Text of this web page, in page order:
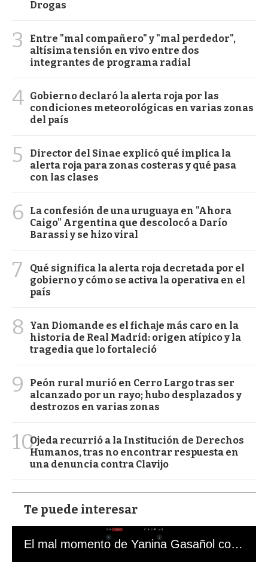
Drogas
3
Entre "mal compañero" y "mal perdedor",
altísima tensión en vivo entre dos
integrantes de programa radial
4 Gobierno declaró la alerta roja por las
condiciones meteorológicas en varias zonas
del país
5
Director del Sinae explicó qué implica la
alerta roja para zonas costeras y qué pasa
con las clases
6
La confesión de una uruguaya en "Ahora
Caigo" Argentina que descolocó a Darío
Barassi y se hizo viral
7
Qué significa la alerta roja decretada por el
gobierno y cómo se activa la operativa en el
país
8
Yan Diomande es el fichaje más caro en la
historia de Real Madrid: origen atípico y la
tragedia que lo fortaleció
9
Peón rural murió en Cerro Largo tras ser
alcanzado por un rayo; hubo desplazados y
destrozos en varias zonas
10Ojeda recurrió a la Institución de Derechos
Humanos, tras no encontrar respuesta en
una denuncia contra Clavijo
Te puede interesar
El mal momento de Yanina Gasañol con un hincha argentino en "Subrayado"